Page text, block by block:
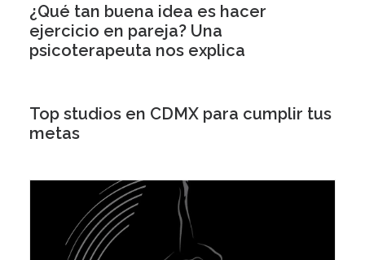
¿Qué tan buena idea es hacer
ejercicio en pareja? Una
psicoterapeuta nos explica
Top studios en CDMX para cumplir tus
metas